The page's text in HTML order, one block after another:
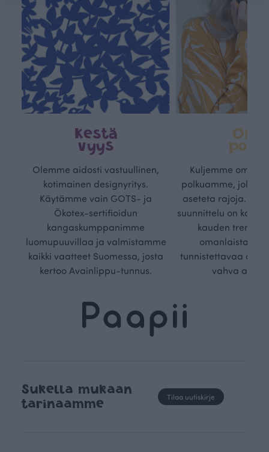
Kestä
vyys
Olemme aidosti vastuullinen,
kotimainen designyritys.
Käytämme vain GOTS- ja
Ökotex-sertifioidun
kangaskumppanimme
luomupuuvillaa ja valmistamme
kaikki vaatteet Suomessa, josta
kertoo Avainlippu-tunnus.
Oma
Kuljemme omaa,
polkuamme, jolla
aseteta rajoja.
suunnittelu on
kauden
omanlaista,
tunnistettavaa
vahva
Sukella mukaan
tarinaamme
Tilaa uutiskirje